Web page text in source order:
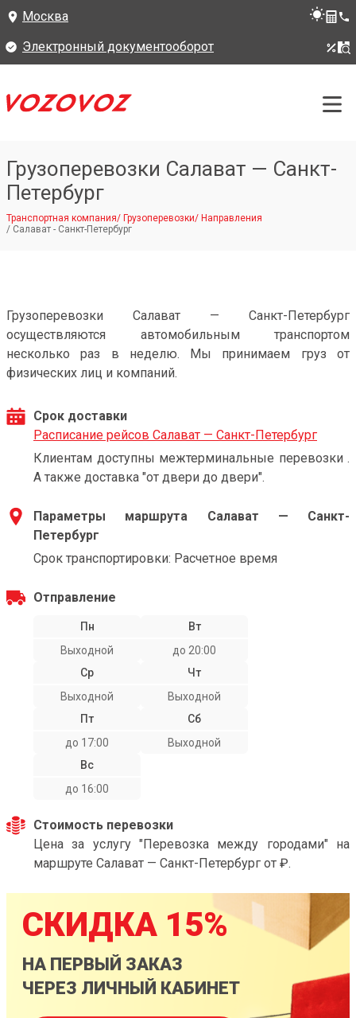
Москва
Электронный документооборот
Грузоперевозки Салават — Санкт-
Петербург
Транспортная компания/ Грузоперевозки/ Направления
/ Салават - Санкт-Петербург
Грузоперевозки Салават — Санкт-Петербург
осуществляются автомобильным транспортом
несколько раз в неделю. Мы принимаем груз от
физических лиц и компаний.
Срок доставки
Расписание рейсов Салават — Санкт-Петербург
Клиентам доступны межтерминальные перевозки .
А также доставка "от двери до двери".
Параметры маршрута Салават — Санкт-
Петербург
Срок транспортировки: Расчетное время
Отправление
Пн
Выходной
Вт
до 20:00
Ср
Выходной
Чт
Выходной
Пт
до 17:00
Сб
Выходной
Вс
до 16:00
Стоимость перевозки
Цена за услугу "Перевозка между городами" на
маршруте Салават — Санкт-Петербург от ₽.
СКИДКА 15%
НА ПЕРВЫЙ ЗАКАЗ
ЧЕРЕЗ ЛИЧНЫЙ КАБИНЕТ